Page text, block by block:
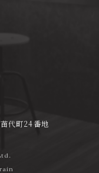
代町24番地